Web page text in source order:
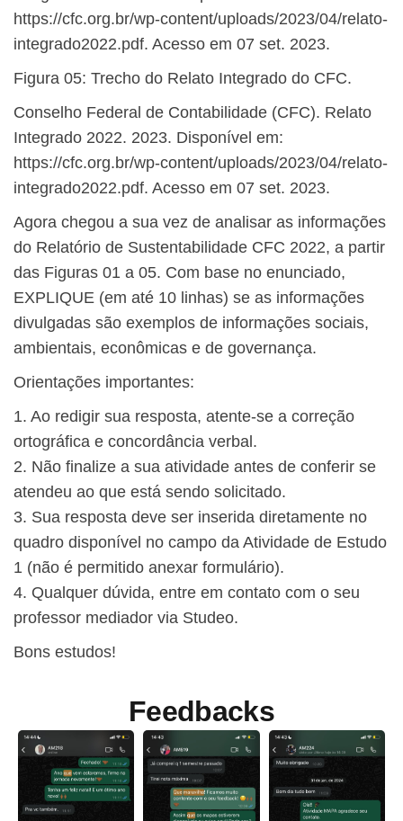
https://cfc.org.br/wp-content/uploads/2023/04/relato-
integrado2022.pdf. Acesso em 07 set. 2023.
Figura 05: Trecho do Relato Integrado do CFC.
Conselho Federal de Contabilidade (CFC). Relato
Integrado 2022. 2023. Disponível em:
https://cfc.org.br/wp-content/uploads/2023/04/relato-
integrado2022.pdf. Acesso em 07 set. 2023.
Agora chegou a sua vez de analisar as informações
do Relatório de Sustentabilidade CFC 2022, a partir
das Figuras 01 a 05. Com base no enunciado,
EXPLIQUE (em até 10 linhas) se as informações
divulgadas são exemplos de informações sociais,
ambientais, econômicas e de governança.
Orientações importantes:
1. Ao redigir sua resposta, atente-se a correção
ortográfica e concordância verbal.
2. Não finalize a sua atividade antes de conferir se
atendeu ao que está sendo solicitado.
3. Sua resposta deve ser inserida diretamente no
quadro disponível no campo da Atividade de Estudo
1 (não é permitido anexar formulário).
4. Qualquer dúvida, entre em contato com o seu
professor mediador via Studeo.
Bons estudos!
Feedbacks